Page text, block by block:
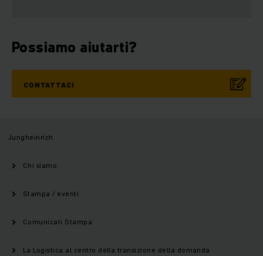
Possiamo aiutarti?
CONTATTACI
Jungheinrich
Chi siamo
Stampa / eventi
Comunicati Stampa
La Logistica al centro della transizione della domanda